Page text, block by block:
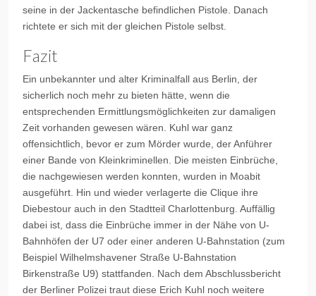
seine in der Jackentasche befindlichen Pistole. Danach
richtete er sich mit der gleichen Pistole selbst.
Fazit
Ein unbekannter und alter Kriminalfall aus Berlin, der
sicherlich noch mehr zu bieten hätte, wenn die
entsprechenden Ermittlungsmöglichkeiten zur damaligen
Zeit vorhanden gewesen wären. Kuhl war ganz
offensichtlich, bevor er zum Mörder wurde, der Anführer
einer Bande von Kleinkriminellen. Die meisten Einbrüche,
die nachgewiesen werden konnten, wurden in Moabit
ausgeführt. Hin und wieder verlagerte die Clique ihre
Diebestour auch in den Stadtteil Charlottenburg. Auffällig
dabei ist, dass die Einbrüche immer in der Nähe von U-
Bahnhöfen der U7 oder einer anderen U-Bahnstation (zum
Beispiel Wilhelmshavener Straße U-Bahnstation
Birkenstraße U9) stattfanden. Nach dem Abschlussbericht
der Berliner Polizei traut diese Erich Kuhl noch weitere